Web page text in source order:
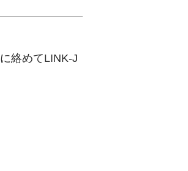
に絡めてLINK-J